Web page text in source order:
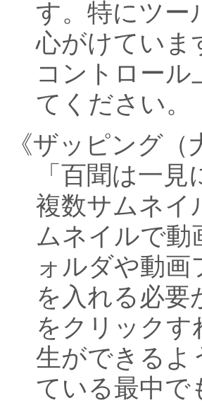
す。特にツー
心がけていま
コントロール
てください。
《ザッピング
「百聞は一
複数サムネイ
ムネイルで動
ォルダや動
を入れる必要
をクリックす
生ができるよ
ている最中で